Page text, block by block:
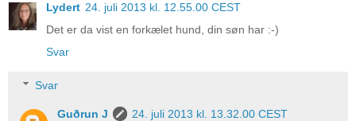
Lydert 24. juli 2013 kl. 12.55.00 CEST
Det er da vist en forkælet hund, din søn har :-)
Svar
Svar
Guðrun J
24. juli 2013 kl. 13.32.00 CEST